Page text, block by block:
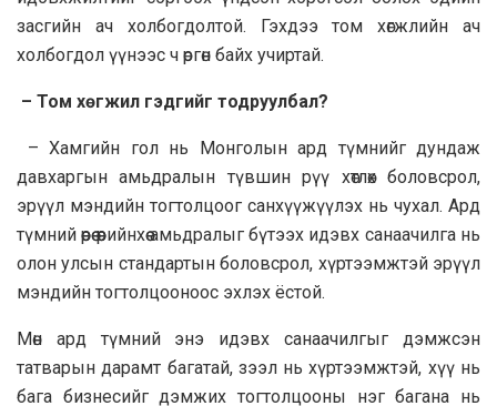
засгийн ач холбогдолтой. Гэхдээ том хөгжлийн ач
холбогдол үүнээс ч өргөн байх учиртай.
– Том хөгжил гэдгийг тодруулбал?
– Хамгийн гол нь Монголын ард түмнийг дундаж
давхаргын амьдралын түвшин рүү хөтлөх боловсрол,
эрүүл мэндийн тогтолцоог санхүүжүүлэх нь чухал. Ард
түмний өөрөө өөрийнхөө амьдралыг бүтээх идэвх санаачилга нь
олон улсын стандартын боловсрол, хүртээмжтэй эрүүл
мэндийн тогтолцооноос эхлэх ёстой.
Мөн ард түмний энэ идэвх санаачилгыг дэмжсэн
татварын дарамт багатай, зээл нь хүртээмжтэй, хүү нь
бага бизнесийг дэмжих тогтолцооны нэг багана нь